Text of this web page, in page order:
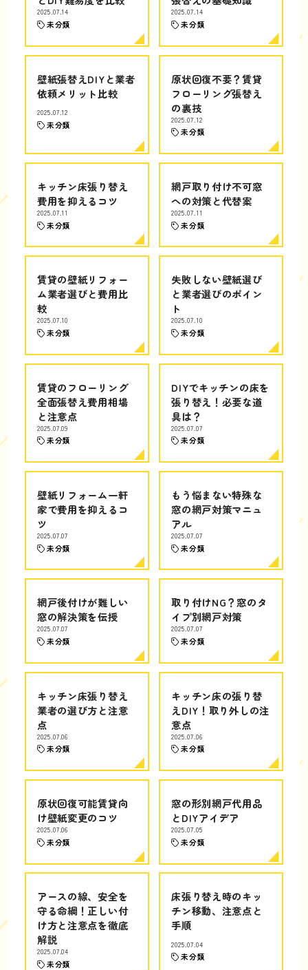
2025.07.14
未分類
2025.07.14
未分類
壁紙張替えDIYと業者
依頼メリット比較
2025.07.12
未分類
原状回復不要？賃貸
フローリング張替え
の裏技
2025.07.12
未分類
キッチン床張り替え
費用を抑えるコツ
2025.07.11
未分類
網戸取り付け不可窓
への対策と代替案
2025.07.11
未分類
賃貸の壁紙リフォー
ム業者選びと費用比
較
2025.07.10
未分類
失敗しない壁紙選び
と業者選びのポイン
ト
2025.07.10
未分類
賃貸のフローリング
全面張替え費用相場
と注意点
2025.07.09
未分類
DIYでキッチンの床を
張り替え！必要な道
具は？
2025.07.07
未分類
壁紙リフォーム一軒
家で費用を抑えるコ
ツ
2025.07.07
未分類
もう悩まない特殊な
窓の網戸対策マニュ
アル
2025.07.07
未分類
網戸後付けが難しい
窓の解決策を伝授
2025.07.07
未分類
取り付けNG？窓のタ
イプ別網戸対策
2025.07.07
未分類
キッチン床張り替え
業者の選び方と注意
点
2025.07.06
未分類
キッチン床の張り替
えDIY！取り外しの注
意点
2025.07.06
未分類
原状回復可能賃貸向
け壁紙変更のコツ
2025.07.06
未分類
窓の形別網戸代用品
とDIYアイデア
2025.07.05
未分類
アースの線、安全を
守る命綱！正しい付
け方と注意点を徹底
解説
2025.07.04
未分類
床張り替え時のキッ
チン移動、注意点と
手順
2025.07.04
未分類